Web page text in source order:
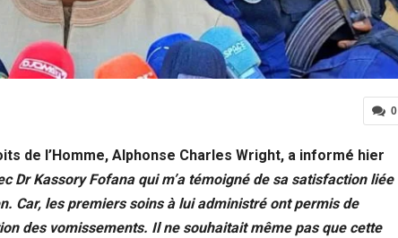
0
de l’Homme, Alphonse Charles Wright, a informé hier
Dr Kassory Fofana qui m’a témoigné de sa satisfaction liée
Car, les premiers soins à lui administré ont permis de
des vomissements. Il ne souhaitait même pas que cette